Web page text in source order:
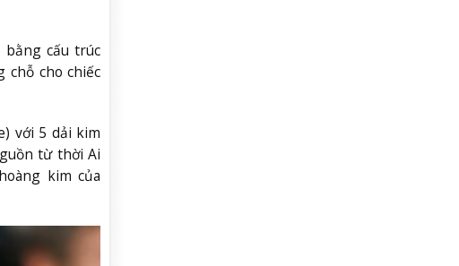
bằng cấu trúc
chỗ cho chiếc
với 5 dải kim
từ thời Ai
kim của